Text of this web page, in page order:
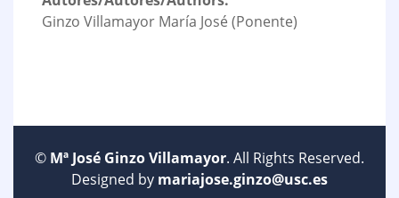
Ginzo Villamayor María José (Ponente)
© Mª José Ginzo Villamayor. All Rights Reserved.
Designed by mariajose.ginzo@usc.es